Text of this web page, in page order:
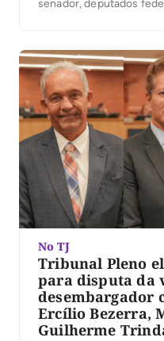
senador, deputados
No TJ
Tribunal Pleno
para disputa da
desembargador
Ercílio Bezerra,
Guilherme